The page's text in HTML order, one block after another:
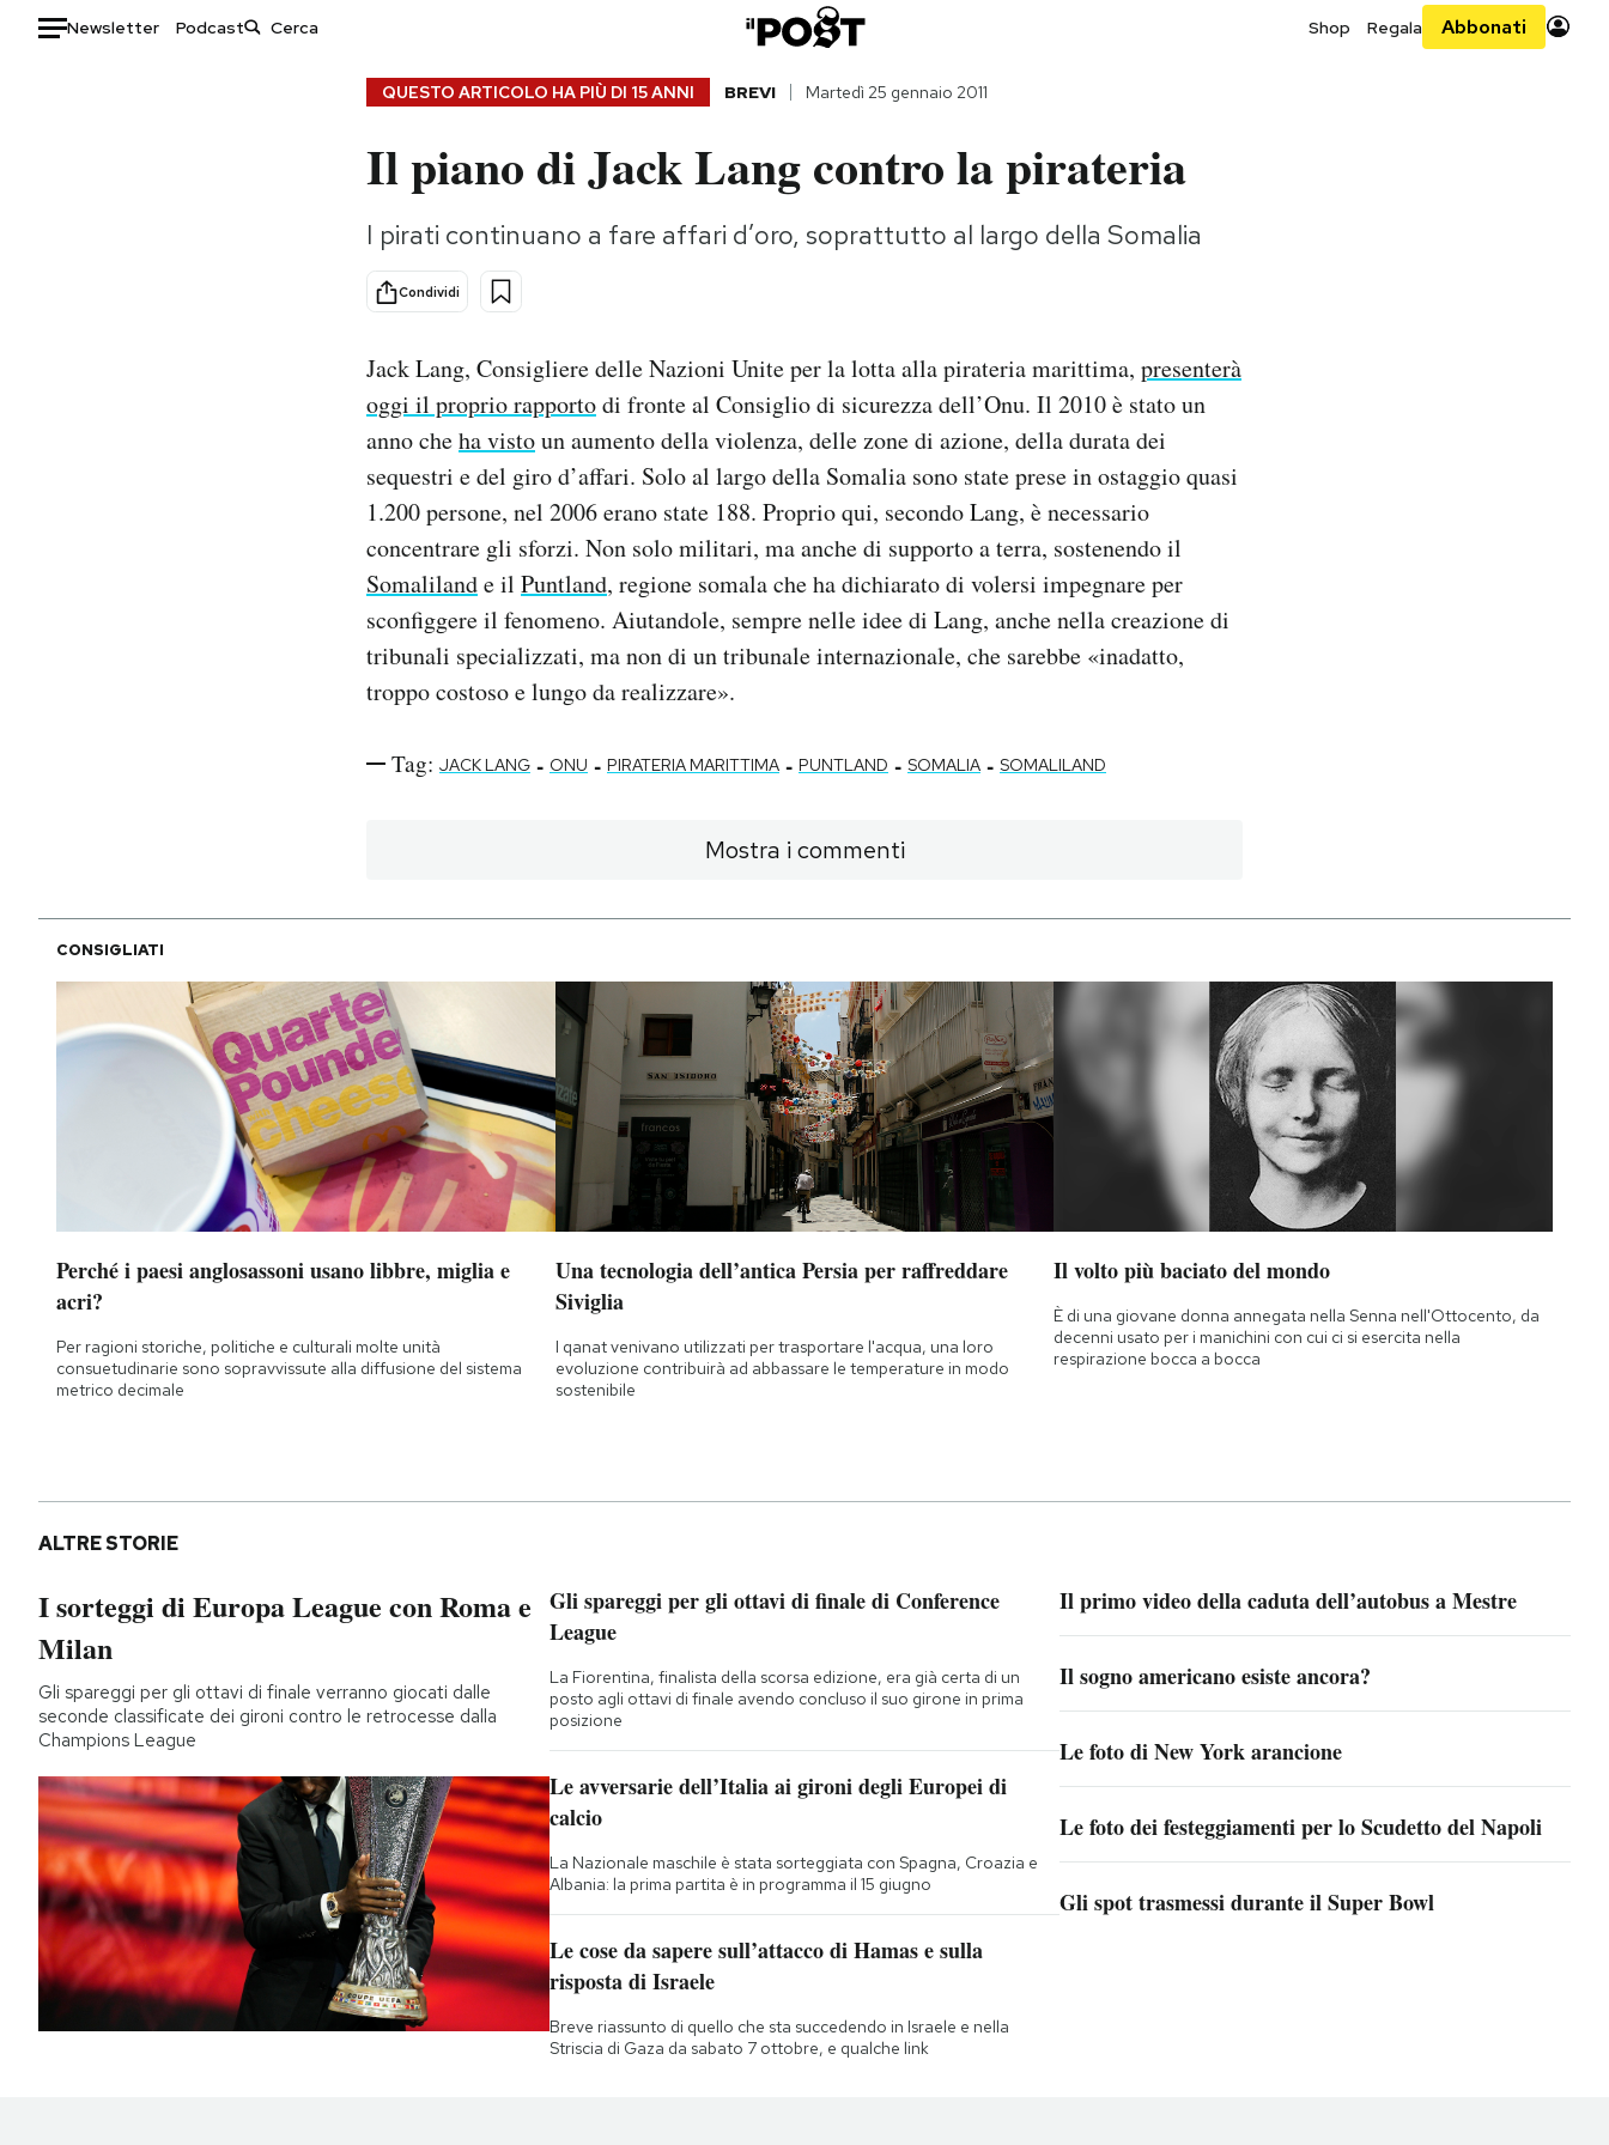
Newsletter Podcast Shop Regala Abbonati
Consumismi
Storie/Idee
Altrecose
Mondiali calcio 2026
AREA PERSONALE
Area Personale
Newsletter
Notifiche mobile
Hai bisogno di aiuto?
QUESTO ARTICOLO HA PIÙ DI 15 ANNI BREVI Martedì 25 gennaio 2011
Il piano di Jack Lang contro la pirateria
I pirati continuano a fare affari d’oro, soprattutto al largo della Somalia
Condividi
Jack Lang, Consigliere delle Nazioni Unite per la lotta alla pirateria marittima, presenterà
oggi il proprio rapportodi fronte al Consiglio di sicurezza dell’Onu. Il 2010 è stato un
anno cheha vistoun aumento della violenza, delle zone di azione, della durata dei
sequestri e del giro d’affari. Solo al largo della Somalia sono state prese in ostaggio quasi
1.200 persone, nel 2006 erano state 188. Proprio qui, secondo Lang, è necessario
concentrare gli sforzi. Non solo militari, ma anche di supporto a terra, sostenendo il
Somalilande il Puntland, regione somala che ha dichiarato di volersi impegnare per
sconfiggere il fenomeno. Aiutandole, sempre nelle idee di Lang, anche nella creazione di
tribunali specializzati, ma non di un tribunale internazionale, che sarebbe «inadatto,
troppo costoso e lungo da realizzare».
Tag: JACK LANG - ONU - PIRATERIA MARITTIMA - PUNTLAND - SOMALIA - SOMALILAND
Mostra i commenti
CONSIGLIATI
Perché i paesi anglosassoni usano libbre, miglia e
acri?
Per ragioni storiche, politiche e culturali molte unità
consuetudinarie sono sopravvissute alla diffusione del sistema
metrico decimale
Una tecnologia dell’antica Persia per raffreddare
Siviglia
I qanat venivano utilizzati per trasportare l'acqua, una loro
evoluzione contribuirà ad abbassare le temperature in modo
sostenibile
Il volto più baciato del mondo
È di una giovane donna annegata nella Senna nell'Ottocento, da
decenni usato per i manichini con cui ci si esercita nella
respirazione bocca a bocca
ALTRE STORIE
I sorteggi di Europa League con Roma e
Milan
Gli spareggi per gli ottavi di finale verranno giocati dalle
seconde classificate dei gironi contro le retrocesse dalla
Champions League
Gli spareggi per gli ottavi di finale di Conference
League
La Fiorentina, finalista della scorsa edizione, era già certa di un
posto agli ottavi di finale avendo concluso il suo girone in prima
posizione
Le avversarie dell’Italia ai gironi degli Europei di
calcio
La Nazionale maschile è stata sorteggiata con Spagna, Croazia e
Albania: la prima partita è in programma il 15 giugno
Le cose da sapere sull’attacco di Hamas e sulla
risposta di Israele
Breve riassunto di quello che sta succedendo in Israele e nella
Striscia di Gaza da sabato 7 ottobre, e qualche link
Il primo video della caduta dell’autobus a Mestre
Il sogno americano esiste ancora?
Le foto di New York arancione
Le foto dei festeggiamenti per lo Scudetto del Napoli
Gli spot trasmessi durante il Super Bowl